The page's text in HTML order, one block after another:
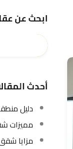
ابحث عن
أحدث
دليل
مميزات
مزايا